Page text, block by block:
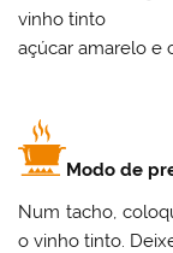
vinho tinto
açúcar amarelo e
Modo de
Num tacho,
o vinho tinto.